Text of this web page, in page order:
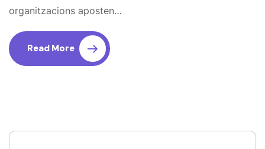
organitzacions aposten…
Read More